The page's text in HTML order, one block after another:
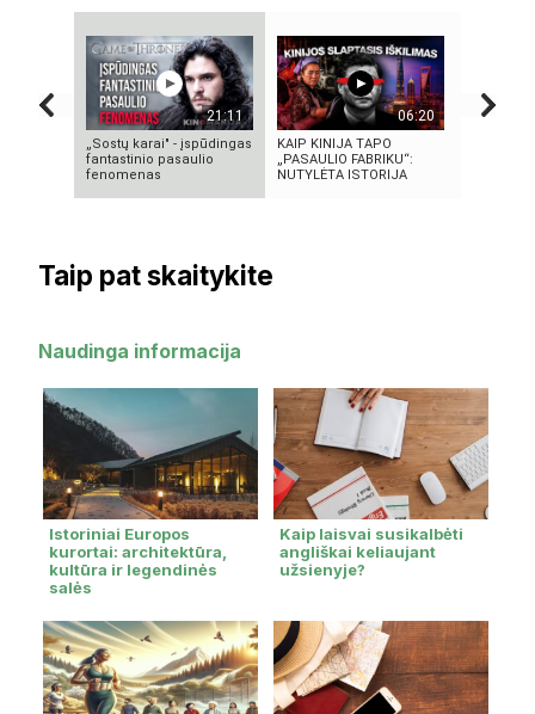
21:11
„Sostų karai" - įspūdingas
fantastinio pasaulio
fenomenas
06:20
KAIP KINIJA TAPO
„PASAULIO FABRIKU“:
NUTYLĖTA ISTORIJA
Taip pat skaitykite
Naudinga informacija
Istoriniai Europos
kurortai: architektūra,
kultūra ir legendinės
salės
Kaip laisvai susikalbėti
angliškai keliaujant
užsienyje?